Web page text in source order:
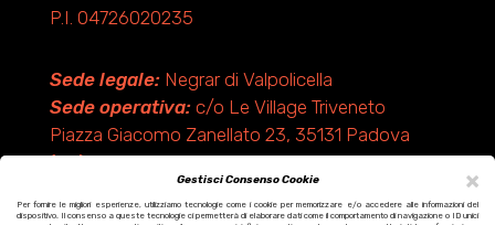
×
Gestisci Consenso Cookie
Per fornire le migliori esperienze, utilizziamo tecnologie come i cookie per memorizzare e/o accedere alle informazioni del
dispositivo. Il consenso a queste tecnologie ci permetterà di elaborare dati come il comportamento di navigazione o ID unici
P.I. 04726020235
Sede legale:Negrar di Valpolicella
Sede operativa:c/o Le Village Triveneto
Piazza Giacomo Zanellato 23, 35131 Padova
(PD)